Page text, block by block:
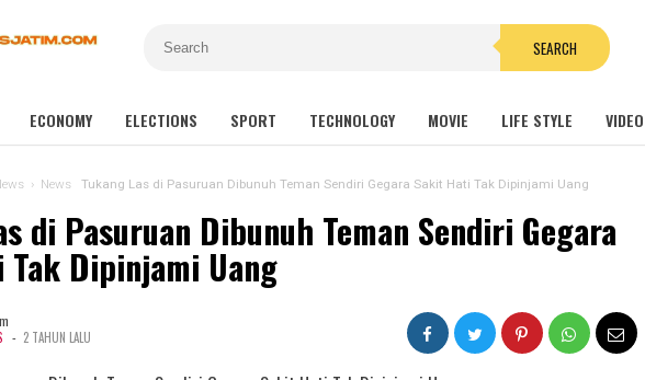
SEARCH
ECONOMY ELECTIONS SPORT TECHNOLOGY MOVIE LIFE STYLE VIDEO
› News Tukang Las di Pasuruan Dibunuh Teman Sendiri Gegara Sakit Hati Tak Dipinjami Uang
di Pasuruan Dibunuh Teman Sendiri Gegara
Dipinjami Uang
- 2 TAHUN LALU